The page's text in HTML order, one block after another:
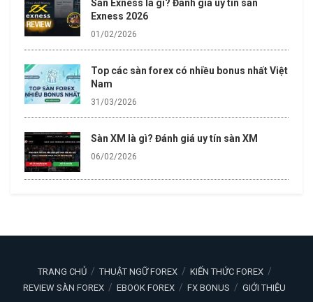
Sàn Exness là gì? Đánh giá uy tín sàn
Exness 2026
01/02/2026
Top các sàn forex có nhiều bonus nhất Việt
Nam
31/03/2026
Sàn XM là gì? Đánh giá uy tín sàn XM
06/02/2026
TRANG CHỦ THUẬT NGỮ FOREX
KIẾN THỨC FOREX
REVIEW SÀN FOREX
EBOOK FOREX FX BONUS GIỚI THIỆU